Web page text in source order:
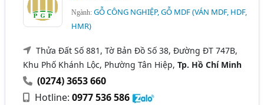
Ngành:GỖ CÔNG NGHIỆP, GỖ MDF (VÁN MDF, HDF,
HMR)
Thửa Đất Số 881, Tờ Bản Đồ Số 38, Đường ĐT 747B,
Khu Phố Khánh Lộc, Phường Tân Hiệp,Tp. Hồ Chí Minh
(0274) 3653 660
Hotline:0977 536 586